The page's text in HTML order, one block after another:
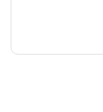
Уфа
E-